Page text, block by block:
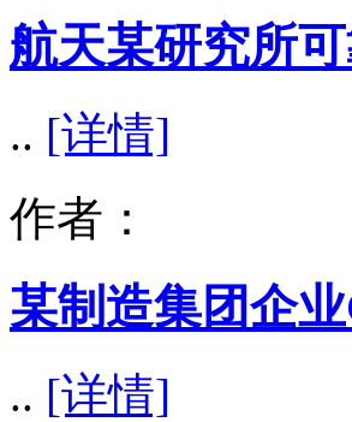
航天某研究所
.. [详情]
作者：
某制造集团企
.. [详情]